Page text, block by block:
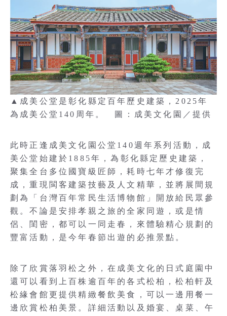
▲成美公堂是彰化縣定百年歷史建築，2025年
為成美公堂140周年。 圖：成美文化園／提供
此時正逢成美文化園公堂140週年系列活動，成
美公堂始建於1885年，為彰化縣定歷史建築，
聚集全台多位國寶級匠師，耗時七年才修復完
成，重現閩客建築技藝及人文精華，並將展間規
劃為「台灣百年常民生活博物館」開放給民眾參
觀。不論是安排孝親之旅的全家同遊，或是情
侶、閨密，都可以一同走春，來體驗精心規劃的
豐富活動，是今年春節出遊的必推景點。
除了欣賞落羽松之外，在成美文化的日式庭園中
還可以看到上百株逾百年的各式松柏，松柏軒及
松緣會館更提供精緻餐飲美食，可以一邊用餐一
邊欣賞松柏美景。詳細活動以及婚宴、桌菜、午